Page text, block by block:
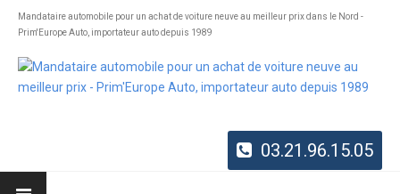
Mandataire automobile pour un achat de voiture neuve au meilleur prix dans le Nord -
Prim'Europe Auto, importateur auto depuis 1989
03.21.96.15.05